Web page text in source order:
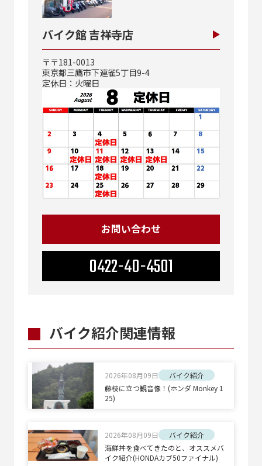
バイク館 吉祥寺店
〒〒181-0013
東京都三鷹市下連雀5丁目9-4
定休日：火曜日
お問い合わせ
0422-40-4501
バイク紹介関連情報
2026年08月09日
バイク紹介
藤枝に立つ観音像！(ホンダ Monkey 1
25)
2026年08月09日
バイク紹介
海鮮丼を食べてきたのと、オススメバ
イク紹介(HONDAカブ50ファイナル)